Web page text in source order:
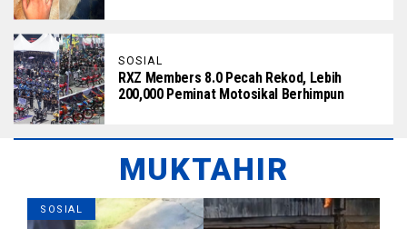
SOSIAL
RXZ Members 8.0 Pecah Rekod, Lebih
200,000 Peminat Motosikal Berhimpun
MUKTAHIR
SOSIAL